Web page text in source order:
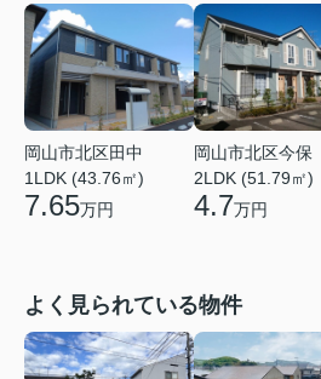
岡山市北区田中
1LDK (43.76㎡)
7.65万円
岡山市北区今保
2LDK (51.79㎡)
4.7万円
よく見られている物件